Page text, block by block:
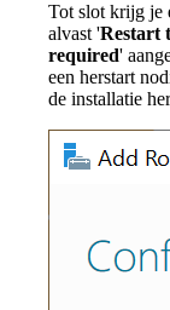
Tot slot krijg je
alvast 'Restart
required'
een herstart
de installatie